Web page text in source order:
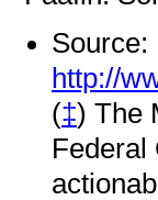
Source:
http://
(‡) The
Federal